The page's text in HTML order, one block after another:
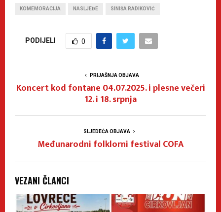
KOMEMORACIJA NASLJEĐE SINIŠA RADIKOVIĆ
PODIJELI 0
PRIJAŠNJA OBJAVA
Koncert kod fontane 04.07.2025. i plesne večeri
12. i 18. srpnja
SLJEDEĆA OBJAVA
Međunarodni folklorni festival COFA
VEZANI ČLANCI